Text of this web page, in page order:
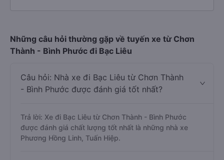
Những câu hỏi thường gặp về tuyến xe từ Chơn
Thành - Bình Phước đi Bạc Liêu
Câu hỏi: Nhà xe đi Bạc Liêu từ Chơn Thành
- Bình Phước được đánh giá tốt nhất?
Trả lời: Xe đi Bạc Liêu từ Chơn Thành - Bình Phước
được đánh giá chất lượng tốt nhất là những nhà xe
Phương Hồng Linh, Tuấn Hiệp.